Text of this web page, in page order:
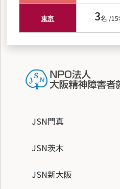
東京 3名 /15
JSN門真
JSN茨木
JSN新大阪